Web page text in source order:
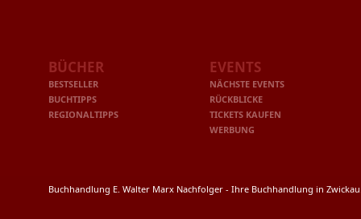
BÜCHER
BESTSELLER
BUCHTIPPS
REGIONALTIPPS
EVENTS
NÄCHSTE EVENTS
RÜCKBLICKE
TICKETS KAUFEN
WERBUNG
Buchhandlung E. Walter Marx Nachfolger - Ihre Buchhandlung in